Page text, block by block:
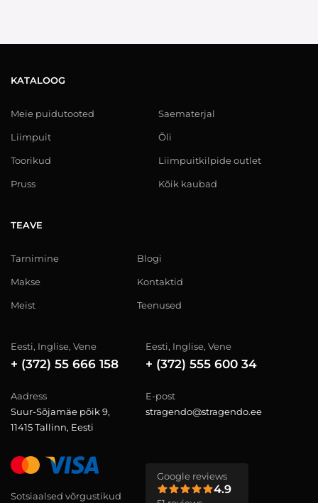
KATALOOG
Meie puidutooted
Liimpuit
Toorikud
Pruss
Saematerjal
Õli
Liimpuitkilpide outlet
Kõik kaubad
TEAVE
Tarnimine
Makse
Meist
Blogi
Kontaktid
Teenused
Eesti, Inglise, Vene
+ (372) 55 666 158
Eesti, Inglise, Vene
+ (372) 555 600 34
Aadress
Suur-Sõjamäe põik 9,
11415 Tallinn, Eesti
E-post
stragendo@stragendo.ee
Sotsiaalsed võrgustikud
Google reviews
4.9